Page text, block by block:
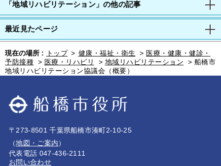
「地域リハビリテーション」の他の記事
最近見たページ
現在の場所 : トップ > 健康・福祉・衛生 > 医療・健康・健診・
予防接種 > 医療・リハビリ > 地域リハビリテーション > 船橋市
地域リハビリテーション協議会（概要）
〒273-8501 千葉県船橋市湊町2-10-25
（地図・ご案内）
代表電話 047-436-2111
お問い合わせ